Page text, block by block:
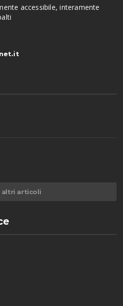
accessibile, interamente
altri articoli